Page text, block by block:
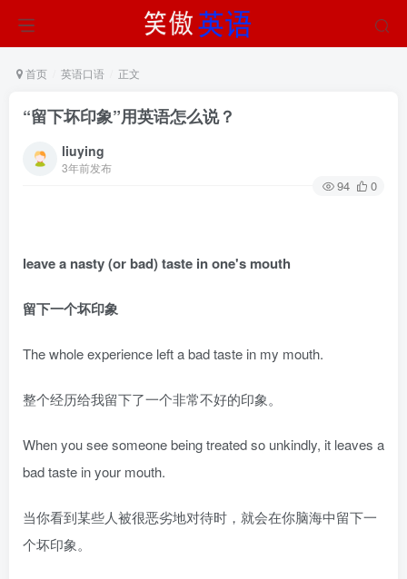
首页 英语口语 正文
“留下坏印象”用英语怎么说？
liuying
3年前发布
94 0
leave a nasty (or bad) taste in one's mouth
留下一个坏印象
The whole experience left a bad taste in my mouth.
整个经历给我留下了一个非常不好的印象。
When you see someone being treated so unkindly, it leaves a
bad taste in your mouth.
当你看到某些人被很恶劣地对待时，就会在你脑海中留下一
个坏印象。